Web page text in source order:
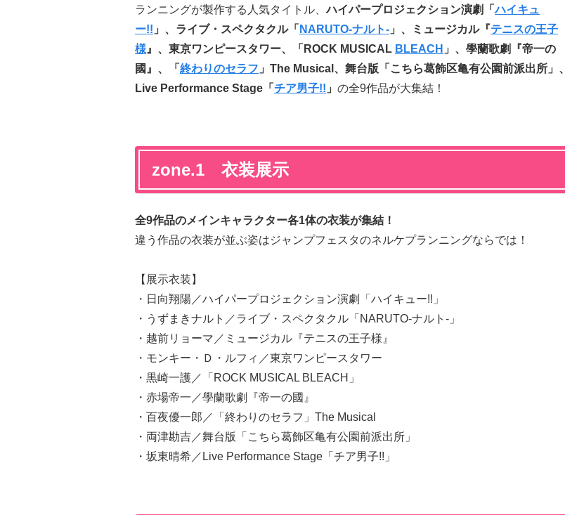
ランニングが製作する人気タイトル、ハイパープロジェクション演劇「ハイキュ
ー!! 」、ライブ・スペクタクル「 NARUTO-ナルト- 」、ミュージカル『テニスの王子
様 』、東京ワンピースタワー、「ROCK MUSICAL BLEACH 」、學蘭歌劇『帝一の
國』、「 終わりのセラフ 」The Musical、舞台版「こちら葛飾区亀有公園前派出所」、
Live Performance Stage「 チア男子!! 」 の全9作品が大集結！
zone.1 衣装展示
全9作品のメインキャラクター各1体の衣装が集結！
違う作品の衣装が並ぶ姿はジャンプフェスタのネルケプランニングならでは！
【展示衣装】
・日向翔陽／ハイパープロジェクション演劇「ハイキュー!!」
・うずまきナルト／ライブ・スペクタクル「NARUTO-ナルト-」
・越前リョーマ／ミュージカル『テニスの王子様』
・モンキー・Ｄ・ルフィ／東京ワンピースタワー
・黒崎一護／「ROCK MUSICAL BLEACH」
・赤場帝一／學蘭歌劇『帝一の國』
・百夜優一郎／「終わりのセラフ」The Musical
・両津勘吉／舞台版「こちら葛飾区亀有公園前派出所」
・坂東晴希／Live Performance Stage「チア男子!!」